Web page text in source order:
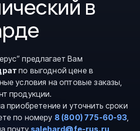
в
предлагает Вам
по выгодной цене в
условия на оптовые заказы,
продукции.
приобретение и уточнить сроки
по номеру 8 (800) 775-60-93,